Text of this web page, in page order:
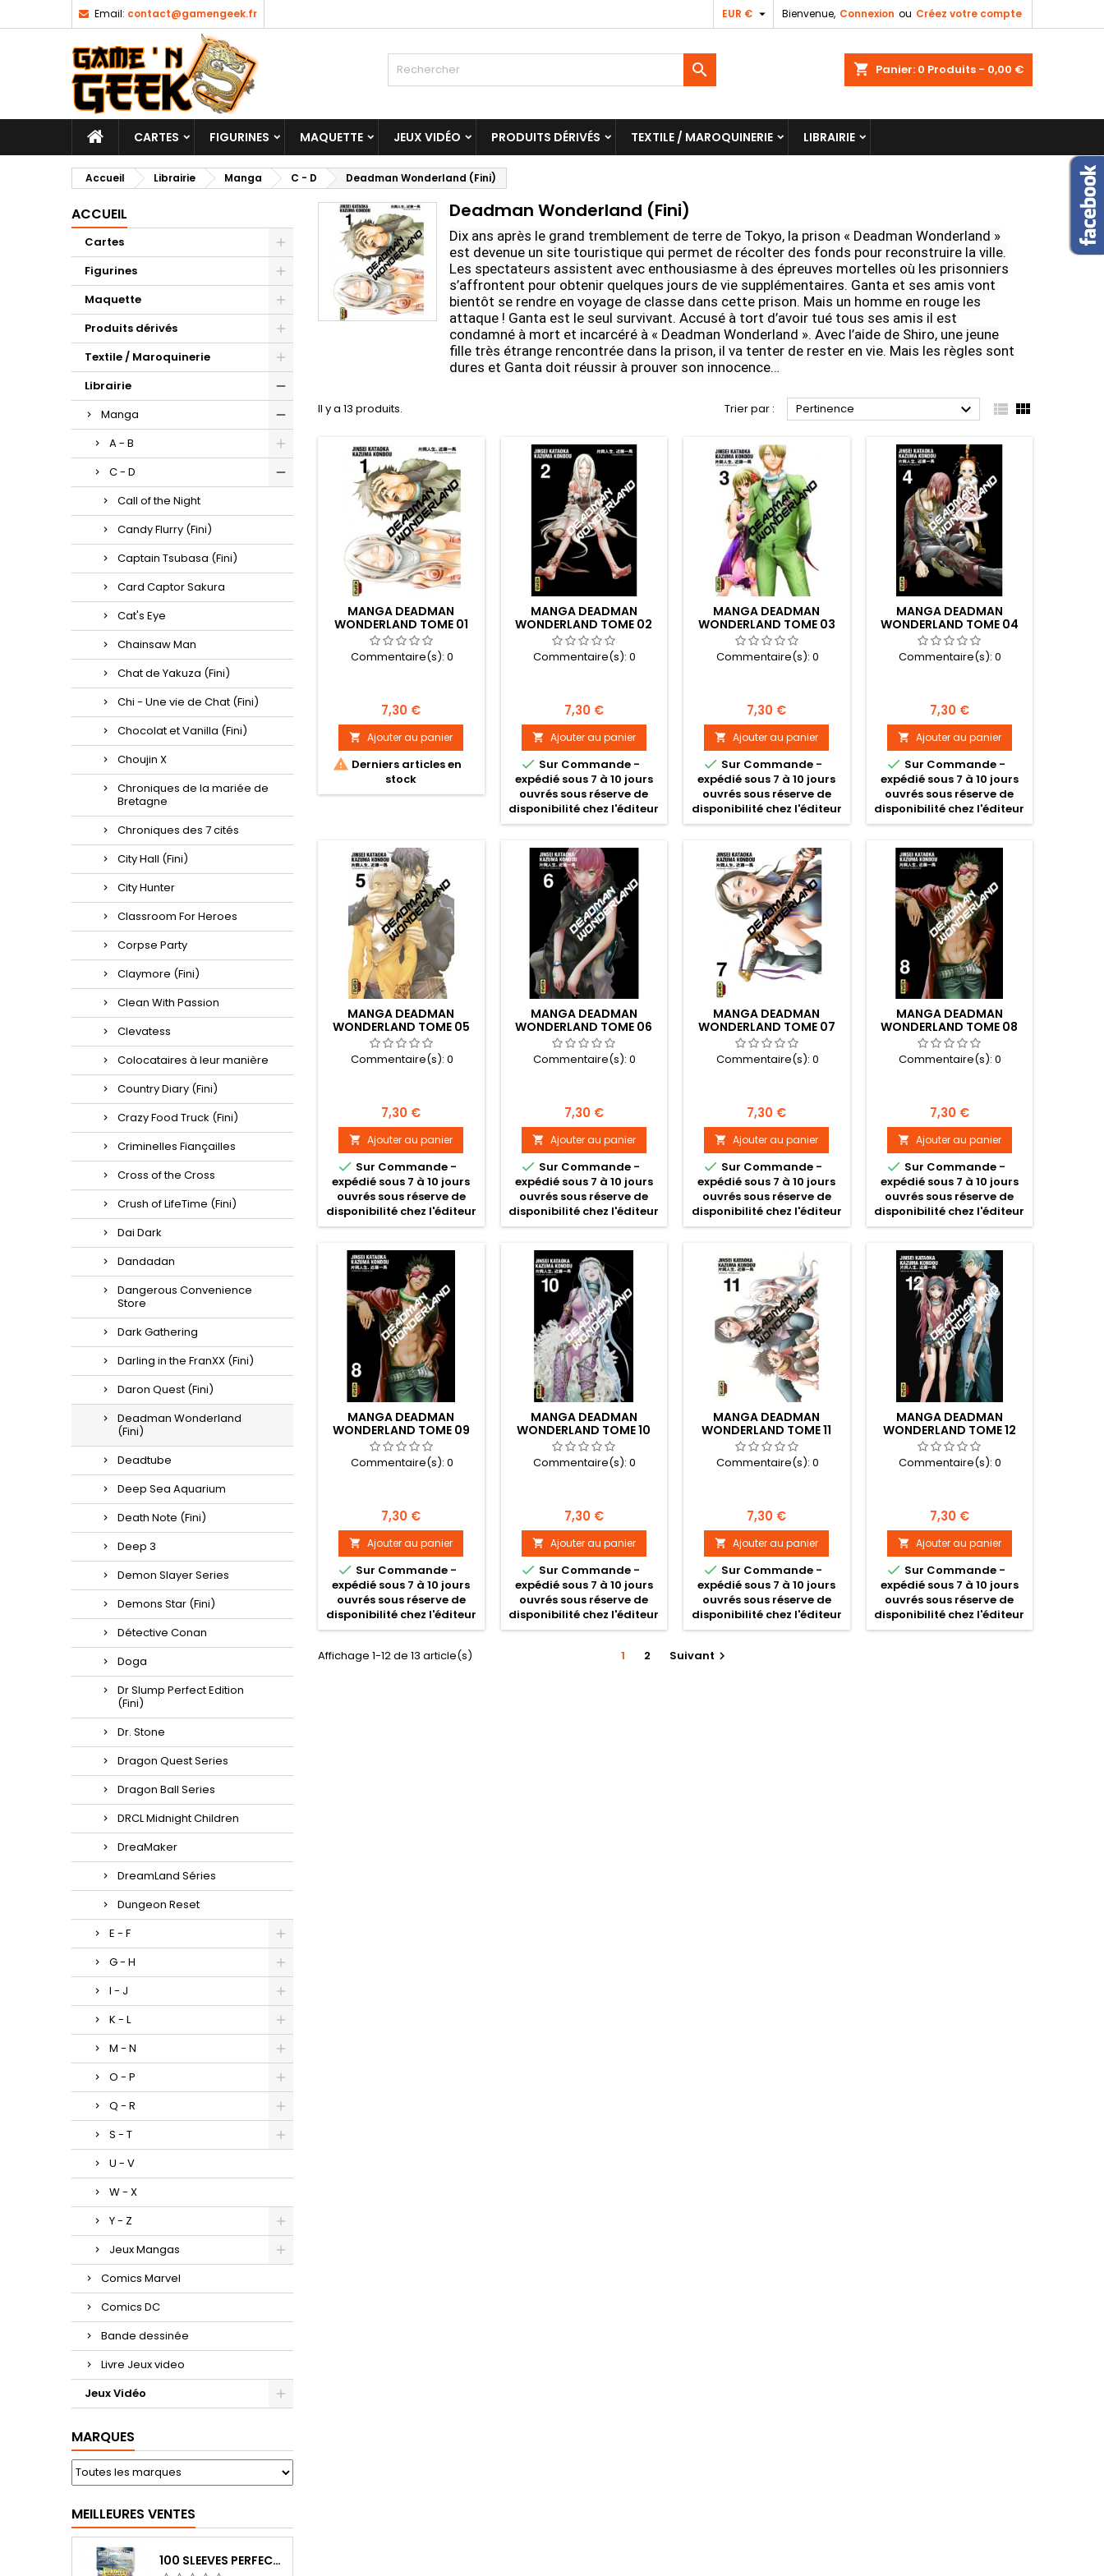
Email: contact@gamengeek.fr Bienvenue, Connexion ou Créez votre compte
EUR € 
shopping_cart Panier: 0 Produits - 0,00 €

CARTES FIGURINES MAQUETTE JEUX VIDÉO PRODUITS DÉRIVÉS TEXTILE / MAROQUINERIE LIBRAIRIE
Accueil Librairie Manga C - D Deadman Wonderland (Fini)
ACCUEIL
Cartes
Figurines
Maquette
Produits dérivés
Textile / Maroquinerie
Librairie
Manga
A - B
C - D
Call of the Night
Candy Flurry (Fini)
Captain Tsubasa (Fini)
Card Captor Sakura
Cat's Eye
Chainsaw Man
Chat de Yakuza (Fini)
Chi - Une vie de Chat (Fini)
Chocolat et Vanilla (Fini)
Choujin X
Chroniques de la mariée de
Bretagne
Chroniques des 7 cités
City Hall (Fini)
City Hunter
Classroom For Heroes
Corpse Party
Claymore (Fini)
Clean With Passion
Clevatess
Colocataires à leur manière
Country Diary (Fini)
Crazy Food Truck (Fini)
Criminelles Fiançailles
Cross of the Cross
Crush of LifeTime (Fini)
Dai Dark
Dandadan
Dangerous Convenience
Store
Dark Gathering
Darling in the FranXX (Fini)
Daron Quest (Fini)
Deadman Wonderland
(Fini)
Deadtube
Deep Sea Aquarium
Death Note (Fini)
Deep 3
Demon Slayer Series
Demons Star (Fini)
Détective Conan
Doga
Dr Slump Perfect Edition
(Fini)
Dr. Stone
Dragon Quest Series
Dragon Ball Series
DRCL Midnight Children
DreaMaker
DreamLand Séries
Dungeon Reset
E - F
G - H
I - J
K - L
M - N
O - P
Q - R
S - T
U - V
W - X
Y - Z
Jeux Mangas
Comics Marvel
Comics DC
Bande dessinée
Livre Jeux video
Jeux Vidéo
MARQUES
MEILLEURES VENTES
100 SLEEVES PERFECT-FIT DRAGON SHIELD TRANSPARENT 63X88 MM
Deadman Wonderland (Fini)
Dix ans après le grand tremblement de terre de Tokyo, la prison « Deadman Wonderland »
est devenue un site touristique qui permet de récolter des fonds pour reconstruire la ville.
Les spectateurs assistent avec enthousiasme à des épreuves mortelles où les prisonniers
s’affrontent pour obtenir quelques jours de vie supplémentaires. Ganta et ses amis vont
bientôt se rendre en voyage de classe dans cette prison. Mais un homme en rouge les
attaque ! Ganta est le seul survivant. Accusé à tort d’avoir tué tous ses amis il est
condamné à mort et incarcéré à « Deadman Wonderland ». Avec l’aide de Shiro, une jeune
fille très étrange rencontrée dans la prison, il va tenter de rester en vie. Mais les règles sont
dures et Ganta doit réussir à prouver son innocence…
Il y a 13 produits. Trier par : Pertinence   
MANGA DEADMAN
WONDERLAND TOME 01
Commentaire(s): 0
Prix
7,30 €
 Ajouter au panier
 Derniers articles en
stock
MANGA DEADMAN
WONDERLAND TOME 02
Commentaire(s):0
Prix
7,30 €
 Ajouter au panier
 Sur Commande -
expédié sous 7 à 10 jours
ouvrés sous réserve de
disponibilité chez l'éditeur
MANGA DEADMAN
WONDERLAND TOME 03
Commentaire(s): 0
Prix
7,30 €
 Ajouter au panier
 Sur Commande -
expédié sous 7 à 10 jours
ouvrés sous réserve de
disponibilité chez l'éditeur
MANGA DEADMAN
WONDERLAND TOME 04
Commentaire(s):0
Prix
7,30 €
 Ajouter au panier
 Sur Commande -
expédié sous 7 à 10 jours
ouvrés sous réserve de
disponibilité chez l'éditeur
MANGA DEADMAN
WONDERLAND TOME 05
Commentaire(s): 0
Prix
7,30 €
 Ajouter au panier
 Sur Commande -
expédié sous 7 à 10 jours
ouvrés sous réserve de
disponibilité chez l'éditeur
MANGA DEADMAN
WONDERLAND TOME 06
Commentaire(s):0
Prix
7,30 €
 Ajouter au panier
 Sur Commande -
expédié sous 7 à 10 jours
ouvrés sous réserve de
disponibilité chez l'éditeur
MANGA DEADMAN
WONDERLAND TOME 07
Commentaire(s): 0
Prix
7,30 €
 Ajouter au panier
 Sur Commande -
expédié sous 7 à 10 jours
ouvrés sous réserve de
disponibilité chez l'éditeur
MANGA DEADMAN
WONDERLAND TOME 08
Commentaire(s):0
Prix
7,30 €
 Ajouter au panier
 Sur Commande -
expédié sous 7 à 10 jours
ouvrés sous réserve de
disponibilité chez l'éditeur
MANGA DEADMAN
WONDERLAND TOME 09
Commentaire(s): 0
Prix
7,30 €
 Ajouter au panier
 Sur Commande -
expédié sous 7 à 10 jours
ouvrés sous réserve de
disponibilité chez l'éditeur
MANGA DEADMAN
WONDERLAND TOME 10
Commentaire(s):0
Prix
7,30 €
 Ajouter au panier
 Sur Commande -
expédié sous 7 à 10 jours
ouvrés sous réserve de
disponibilité chez l'éditeur
MANGA DEADMAN
WONDERLAND TOME 11
Commentaire(s): 0
Prix
7,30 €
 Ajouter au panier
 Sur Commande -
expédié sous 7 à 10 jours
ouvrés sous réserve de
disponibilité chez l'éditeur
MANGA DEADMAN
WONDERLAND TOME 12
Commentaire(s):0
Prix
7,30 €
 Ajouter au panier
 Sur Commande -
expédié sous 7 à 10 jours
ouvrés sous réserve de
disponibilité chez l'éditeur
Affichage 1-12 de 13 article(s) 1 2 Suivant 